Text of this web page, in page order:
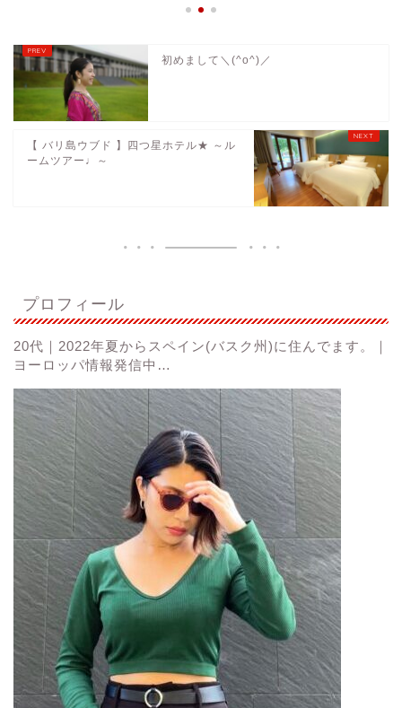
初めまして＼(^o^)／
【 バリ島ウブド 】四つ星ホテル★ ～ル
ームツアー♩～
プロフィール
20代｜2022年夏からスペイン(バスク州)に住んでます。｜
ヨーロッパ情報発信中…